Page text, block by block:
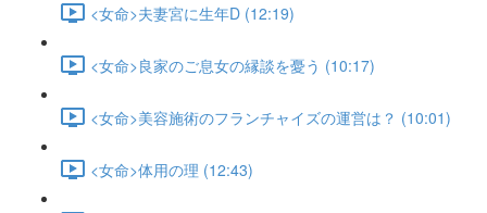
<女命>夫妻宮に生年D (12:19)
<女命>良家のご息女の縁談を憂う (10:17)
<女命>美容施術のフランチャイズの運営は？ (10:01)
<女命>体用の理 (12:43)